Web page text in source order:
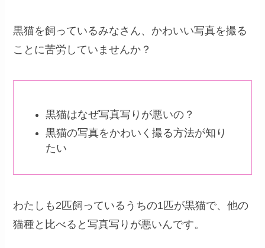
黒猫を飼っているみなさん、かわいい写真を撮る
ことに苦労していませんか？
黒猫はなぜ写真写りが悪いの？
黒猫の写真をかわいく撮る方法が知り
たい
わたしも2匹飼っているうちの1匹が黒猫で、他の
猫種と比べると写真写りが悪いんです。